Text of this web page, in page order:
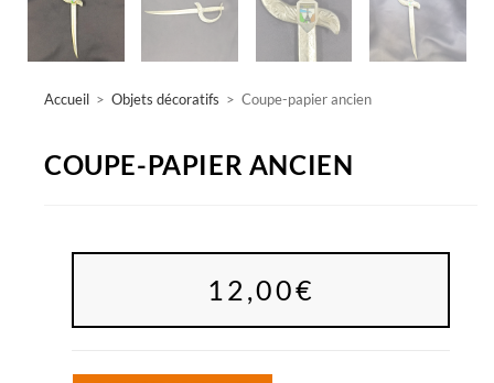
Accueil > Objets décoratifs > Coupe-papier ancien
COUPE-PAPIER ANCIEN
12,00€